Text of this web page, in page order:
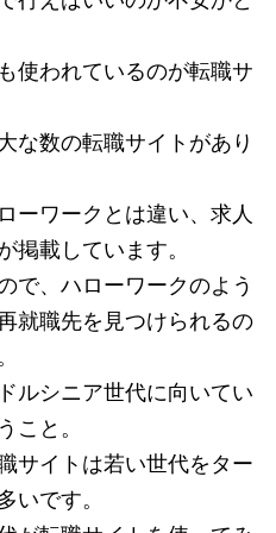
使われているのが転職サ
な数の転職サイトがあり
ーワークとは違い、求人
掲載しています。
で、ハローワークのよう
就職先を見つけられるの
ルシニア世代に向いてい
こと。
サイトは若い世代をター
いです。